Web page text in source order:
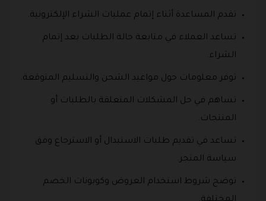
تقدم المساعدة أثناء إتمام عمليات الشراء الإلكترونية.
تساعد العملاء في متابعة حالة الطلبات بعد إتمام
الشراء.
توفر معلومات حول مواعيد الشحن والتسليم المتوقعة.
تساهم في حل المشكلات المتعلقة بالطلبات أو
المنتجات.
تساعد في تقديم طلبات الاستبدال أو الاسترجاع وفق
سياسة المتجر.
توضح شروط استخدام العروض وكوبونات الخصم